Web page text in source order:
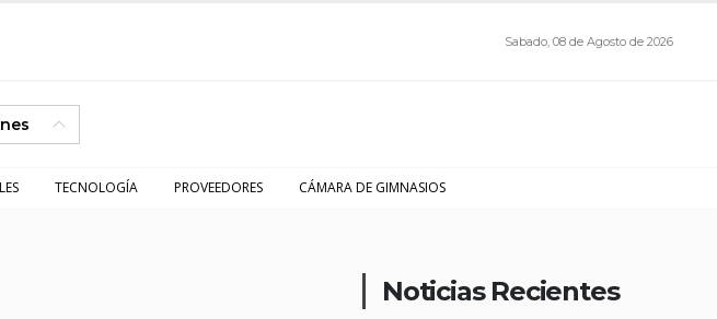
Sabado, 08 de Agosto de 2026
TECNOLOGÍA PROVEEDORES CÁMARA DE GIMNASIOS
Noticias Recientes